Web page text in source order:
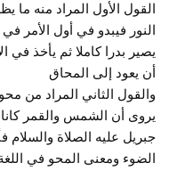
القول الأول المراد منه ما
النور فيبدو في أول الأمر
يصير بدرا كاملا ثم يأخذ في
أن يعود إلى المحاق
والقول الثاني المراد من
يروى أن الشمس والقمر
جبريل عليه الصلاة
الضوء ومعنى المحو في